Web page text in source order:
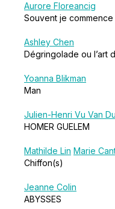
Aurore Floreancig
Souvent je
Ashley Chen
Dégringolade ou l’art
Yoanna Blikman
Man
Julien-Henri Vu Van
HOMER GUELEM
Mathilde Lin Marie
Chiffon(s)
Jeanne Colin
ABYSSES